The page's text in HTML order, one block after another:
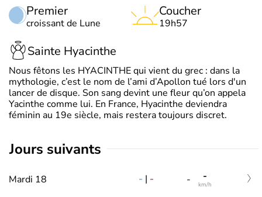
Premier
croissant de Lune
Coucher
19h57
Sainte Hyacinthe
Nous fêtons les HYACINTHE qui vient du grec : dans la
mythologie, c’est le nom de l’ami d’Apollon tué lors d'un
lancer de disque. Son sang devint une fleur qu’on appela
Yacinthe comme lui. En France, Hyacinthe deviendra
féminin au 19e siècle, mais restera toujours discret.
jours suivants
Mardi 18 - | - - -
km/h